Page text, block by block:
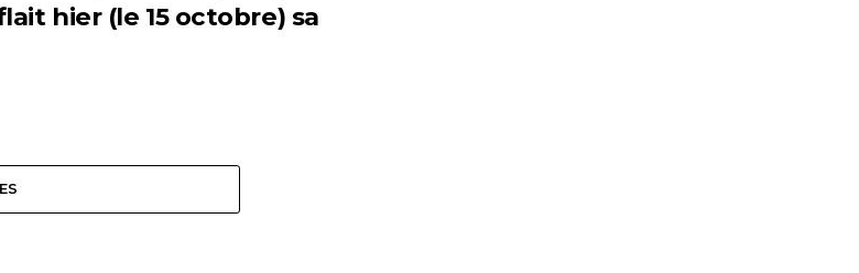
hier (le 15 octobre) sa